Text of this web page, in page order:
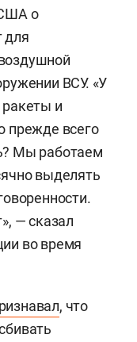
о
для
ВСУ. «У
ракеты и
прежде всего
Мы работаем
выделять
— сказал
во время
, что